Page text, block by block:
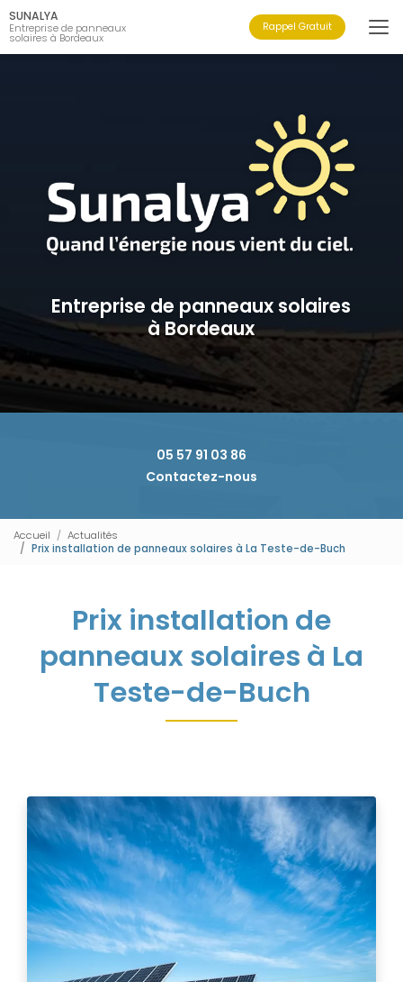
Aller
au
contenu
principal
SUNALYA
Entreprise de panneaux
solaires à Bordeaux
Rappel Gratuit
Entreprise de panneaux solaires
à Bordeaux
05 57 91 03 86
Contactez-nous
Accueil
Actualités
Prix installation de panneaux solaires à La Teste-de-Buch
Prix installation de
panneaux solaires à La
Teste-de-Buch